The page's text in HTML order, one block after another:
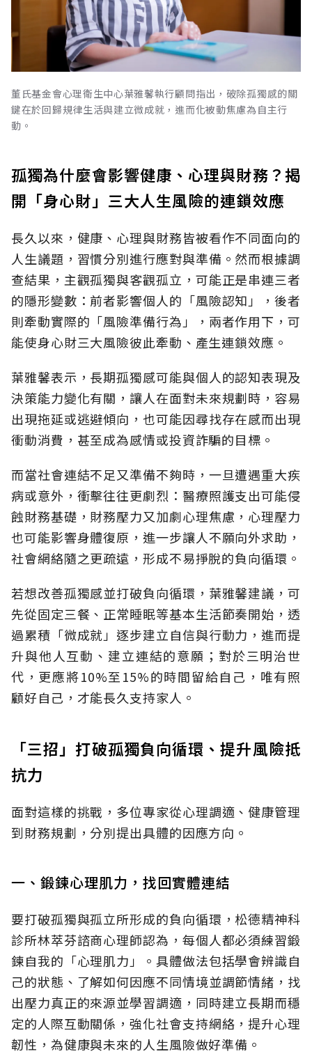
董氏基金會心理衛生中心葉雅馨執行顧問指出，破除孤獨感的關
鍵在於回歸規律生活與建立微成就，進而化被動焦慮為自主行
動。
孤獨為什麼會影響健康、心理與財務？揭
開「身心財」三大人生風險的連鎖效應
長久以來，健康、心理與財務皆被看作不同面向的
人生議題，習慣分別進行應對與準備。然而根據調
查結果，主觀孤獨與客觀孤立，可能正是串連三者
的隱形變數：前者影響個人的「風險認知 」，後者
則牽動實際的「風險準備行為」，兩者作用下，可
能使身心財三大風險彼此牽動、產生連鎖效應。
葉雅馨表示，長期孤獨感可能與個人的認知表現及
決策能力變化有關，讓人在面對未來規劃時，容易
出現拖延或逃避傾向，也可能因尋找存在感而出現
衝動消費，甚至成為感情或投資詐騙的目標。
而當社會連結不足又準備不夠時，一旦遭遇重大疾
病或意外，衝擊往往更劇烈：醫療照護支出可能侵
蝕財務基礎，財務壓力又加劇心理焦慮，心理壓力
也可能影響身體復原，進一步讓人不願向外求助，
社會網絡隨之更疏遠，形成不易掙脫的負向循環。
若想改善孤獨感並打破負向循環，葉雅馨建議，可
先從固定三餐、正常睡眠等基本生活節奏開始，透
過累積「微成就」逐步建立自信與行動力，進而提
升與他人互動、建立連結的意願；對於三明治世
代，更應將10%至15%的時間留給自己，唯有照
顧好自己，才能長久支持家人。
「三招」打破孤獨負向循環、提升風險抵
抗力
面對這樣的挑戰，多位專家從心理調適、健康管理
到財務規劃，分別提出具體的因應方向。
一、鍛鍊心理肌力，找回實體連結
要打破孤獨與孤立所形成的負向循環，松德精神科
診所林萃芬諮商心理師認為，每個人都必須練習鍛
鍊自我的「心理肌力」。具體做法包括學會辨識自
己的狀態、了解如何因應不同情境並調節情緒，找
出壓力真正的來源並學習調適，同時建立長期而穩
定的人際互動關係，強化社會支持網絡，提升心理
韌性，為健康與未來的人生風險做好準備。